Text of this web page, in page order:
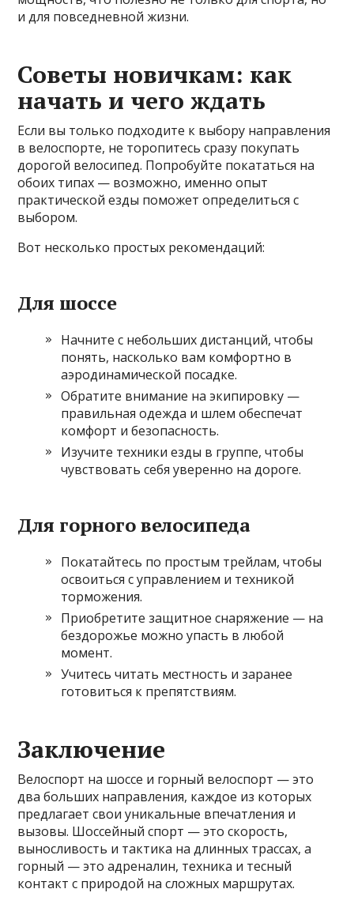
и для повседневной жизни.
Советы новичкам: как
начать и чего ждать
Если вы только подходите к выбору направления
в велоспорте, не торопитесь сразу покупать
дорогой велосипед. Попробуйте покататься на
обоих типах — возможно, именно опыт
практической езды поможет определиться с
выбором.
Вот несколько простых рекомендаций:
Для шоссе
Начните с небольших дистанций, чтобы
понять, насколько вам комфортно в
аэродинамической посадке.
Обратите внимание на экипировку —
правильная одежда и шлем обеспечат
комфорт и безопасность.
Изучите техники езды в группе, чтобы
чувствовать себя уверенно на дороге.
Для горного велосипеда
Покатайтесь по простым трейлам, чтобы
освоиться с управлением и техникой
торможения.
Приобретите защитное снаряжение — на
бездорожье можно упасть в любой
момент.
Учитесь читать местность и заранее
готовиться к препятствиям.
Заключение
Велоспорт на шоссе и горный велоспорт — это
два больших направления, каждое из которых
предлагает свои уникальные впечатления и
вызовы. Шоссейный спорт — это скорость,
выносливость и тактика на длинных трассах, а
горный — это адреналин, техника и тесный
контакт с природой на сложных маршрутах.